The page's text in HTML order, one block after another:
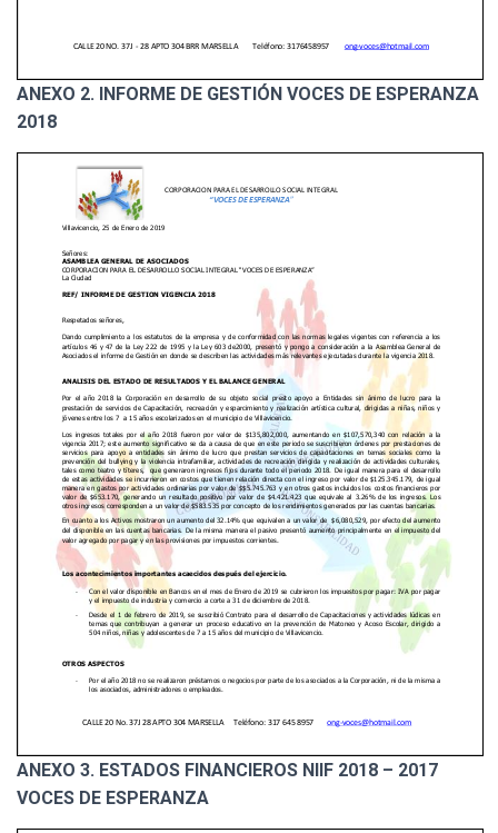
ANEXO 2. INFORME DE GESTIÓN VOCES DE ESPERANZA
2018
ANEXO 3. ESTADOS FINANCIEROS NIIF 2018 – 2017
VOCES DE ESPERANZA